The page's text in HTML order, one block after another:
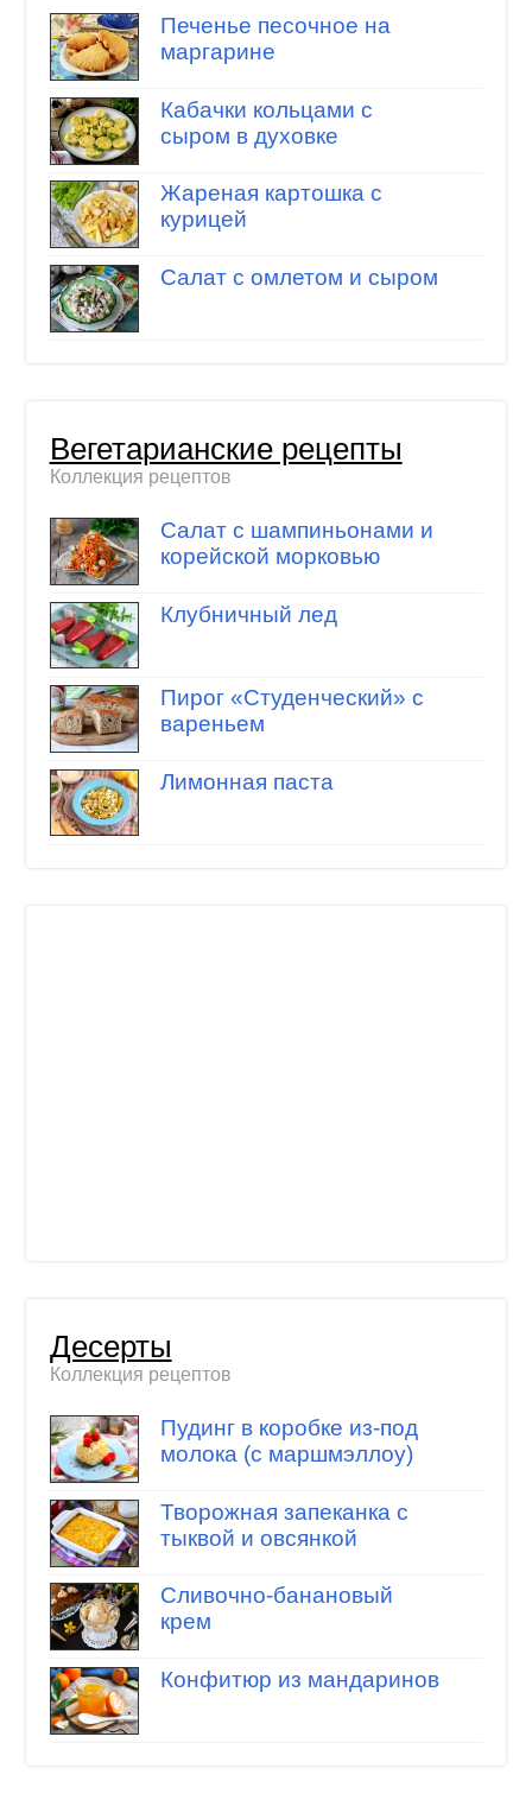
Печенье песочное на
маргарине
Кабачки кольцами с
сыром в духовке
Жареная картошка с
курицей
Салат с омлетом и сыром
Вегетарианские рецепты
Коллекция рецептов
Салат с шампиньонами и
корейской морковью
Клубничный лед
Пирог «Студенческий» с
вареньем
Лимонная паста
Десерты
Коллекция рецептов
Пудинг в коробке из-под
молока (с маршмэллоу)
Творожная запеканка с
тыквой и овсянкой
Сливочно-банановый
крем
Конфитюр из мандаринов